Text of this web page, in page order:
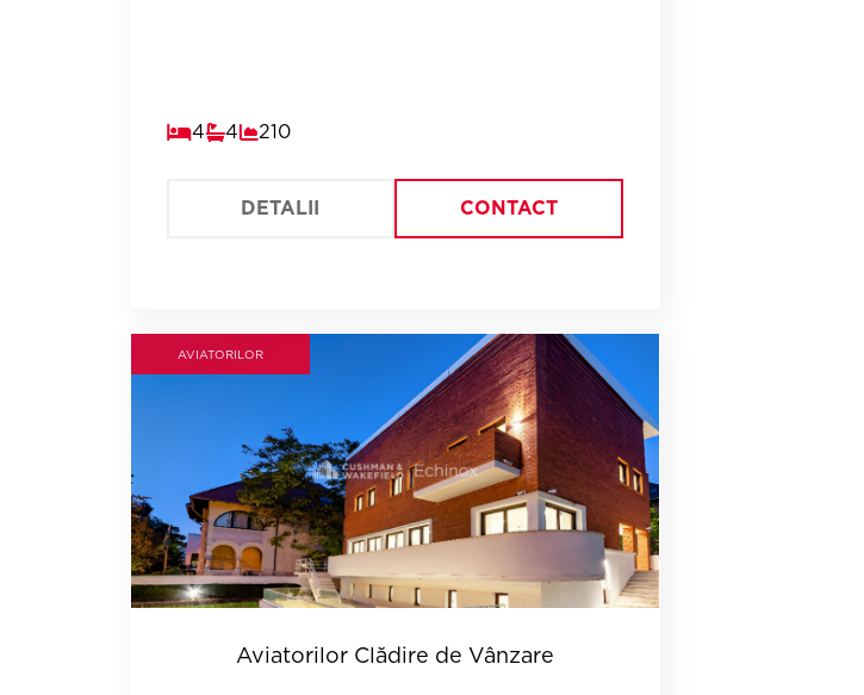
4 4 210
DETALII CONTACT
AVIATORILOR
Aviatorilor Clădire de Vânzare